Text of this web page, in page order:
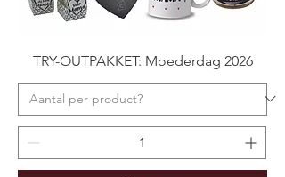
TRY-OUTPAKKET: Moederdag 2026